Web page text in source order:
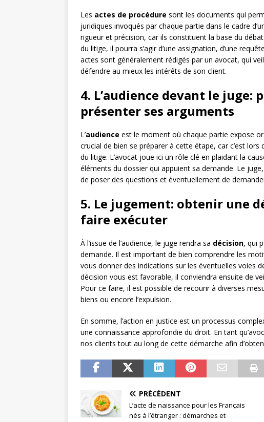
Les actes de procédure sont les documents qui
juridiques invoqués par chaque partie dans le cadre
rigueur et précision, car ils constituent la base du
du litige, il pourra s’agir d’une assignation, d’une
actes sont généralement rédigés par un avocat, qui
défendre au mieux les intérêts de son client.
4. L’audience devant le juge:
présenter ses arguments
L’audience est le moment où chaque partie expose
crucial de bien se préparer à cette étape, car c’est lors
du litige. L’avocat joue ici un rôle clé en plaidant la
éléments du dossier qui appuient sa demande. Le
de poser des questions et éventuellement de
5. Le jugement: obtenir une
faire exécuter
À l’issue de l’audience, le juge rendra sa décision, qui
demande. Il est important de bien comprendre les
vous donner des indications sur les éventuelles voies
décision vous est favorable, il conviendra ensuite de
Pour ce faire, il est possible de recourir à diverses
biens ou encore l’expulsion.
En somme, l’action en justice est un processus
une connaissance approfondie du droit. En tant
nos clients tout au long de cette démarche afin
PRÉCÉDENT
L’acte de naissance pour les Français
nés à l’étranger : démarches et